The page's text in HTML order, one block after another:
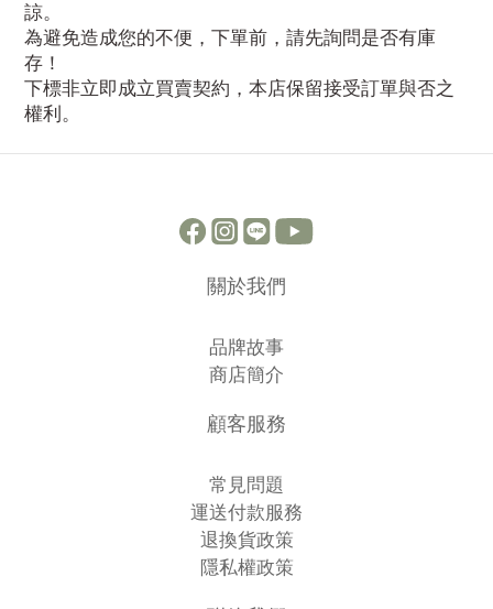
諒。
為避免造成您的不便，下單前，請先詢問是否有庫
存！
下標非立即成立買賣契約，本店保留接受訂單與否之
權利。
關於我們
品牌故事
商店簡介
顧客服務
常見問題
運送付款服務
退換貨政策
隱私權政策